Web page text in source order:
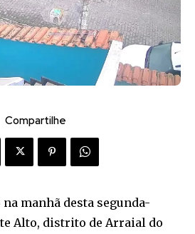
Compartilhe
manhã desta segunda-
Alto, distrito de Arraial do